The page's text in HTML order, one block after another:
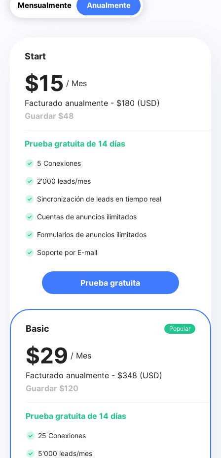
Mensualmente Anualmente
Start
$15 / Mes
Facturado anualmente - $180 (USD)
Guardar $48
Prueba gratuita de 14 días
5 Conexiones
2'000 leads/mes
Sincronización de leads en tiempo real
Cuentas de anuncios ilimitados
Formularios de anuncios ilimitados
Soporte por E-mail
Prueba gratuita
Basic Popular
$29 / Mes
Facturado anualmente - $348 (USD)
Guardar $120
Prueba gratuita de 14 días
25 Conexiones
5'000 leads/mes